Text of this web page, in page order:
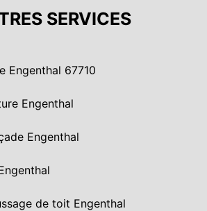
SERVICES
Engenthal 67710
Engenthal
Engenthal
de toit Engenthal